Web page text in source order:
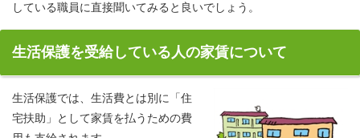
している職員に直接聞いてみると良いでしょう。
生活保護を受給している人の家賃について
生活保護では、生活費とは別に「住
宅扶助」として家賃を払うための費